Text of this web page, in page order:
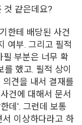
것 같은데요?
한테 배당된 사건
여부. 그리고 필적
필 부분은 너무 확
했고. 필적 상이
견을 내서 결재를
건에 대해서 문서
데'. 그런데 보통
이상하다라고 하